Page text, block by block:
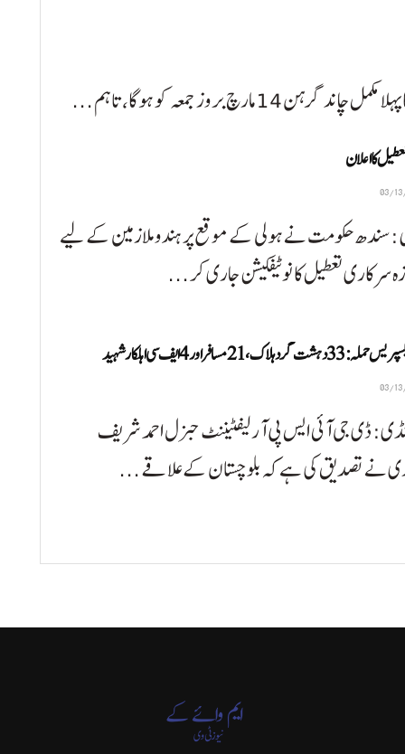
بروز جمعہ کو ہوگا، تاہم ...
کا اعلان
سندھ حکومت نے ہولی کے موقع پر ہندو ملازمین کے لیے
سرکاری تعطیل کا نوٹیفکیشن جاری کر ...
ہلاک، 21 مسافر اور 4 ایف سی اہلکار شہید
ڈی جی آئی ایس پی آر لیفٹیننٹ جنرل احمد شریف
نے تصدیق کی ہے کہ بلوچستان کے علاقے ...